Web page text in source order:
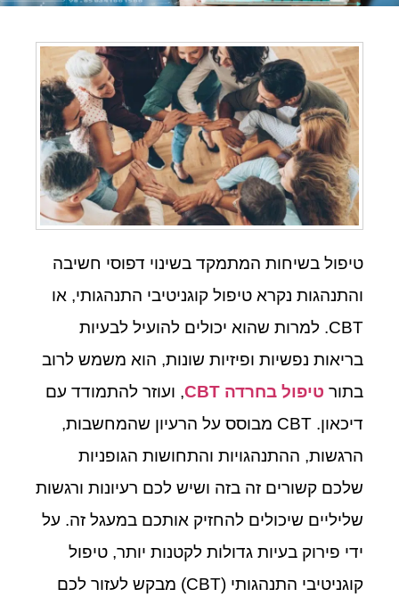
טיפול בשיחות המתמקד בשינוי דפוסי חשיבה
והתנהגות נקרא טיפול קוגניטיבי התנהגותי, או
CBT. למרות שהוא יכולים להועיל לבעיות
בריאות נפשיות ופיזיות שונות, הוא משמש לרוב
בתור טיפול בחרדה CBT, ועוזר להתמודד עם
דיכאון. CBT מבוסס על הרעיון שהמחשבות,
הרגשות, ההתנהגויות והתחושות הגופניות
שלכם קשורים זה בזה ושיש לכם רעיונות ורגשות
שליליים שיכולים להחזיק אותכם במעגל זה. על
ידי פירוק בעיות גדולות לקטנות יותר, טיפול
קוגניטיבי התנהגותי (CBT) מבקש לעזור לכם